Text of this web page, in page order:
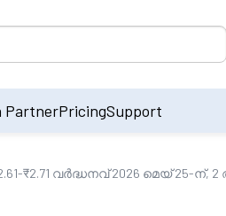
accessing the input field. On
PartnerPricingSupport
₹2.71 വർദ്ധനവ് 2026 മെയ് 25-